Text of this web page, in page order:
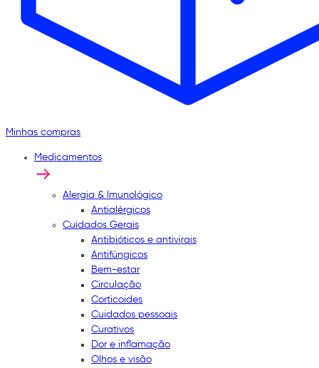
Minhas compras
Medicamentos
Alergia & Imunológico
Antialérgicos
Cuidados Gerais
Antibióticos e antivirais
Antifúngicos
Bem-estar
Circulação
Corticoides
Cuidados pessoais
Curativos
Dor e inflamação
Olhos e visão